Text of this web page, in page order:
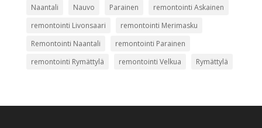
Naantali Nauvo Parainen
remontointi Askainen
remontointi Livonsaari
remontointi Merimasku
Remontointi Naantali
remontointi Parainen
remontointi Rymättylä
remontointi Velkua Rymättylä